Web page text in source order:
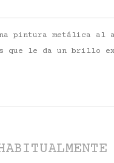
pintura metálica
que le da un brillo